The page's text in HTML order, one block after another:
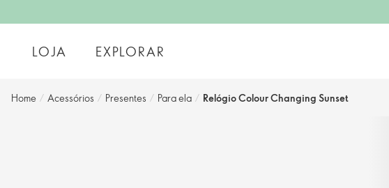
LOJA EXPLORAR
Home / Acessórios / Presentes / Para ela / Relógio Colour Changing Sunset